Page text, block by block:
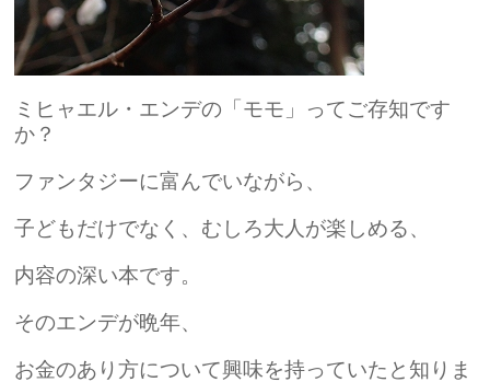
ミ ヒャエル・エンデの「モモ」ってご存知です
か？
ファンタジーに富んでいながら、
子どもだけでなく、むしろ大人が楽しめる、
内容の深い本です。
そのエンデが晩年、
お金のあり方について興味を持っていたと知りま